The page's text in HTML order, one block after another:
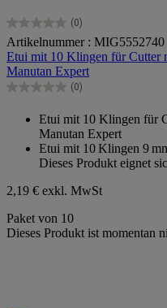
(0)
0.0
von
5
Sternen.
Artikelnummer : MIG5552740
Etui mit 10 Klingen für Cutter
Manutan Expert
(0)
0.0
Sternen.
Etui mit 10 Klingen für
Manutan Expert
Etui mit 10 Klingen 9
Dieses Produkt eignet
2,19 € exkl. MwSt
Paket von 10
Dieses Produkt ist momentan